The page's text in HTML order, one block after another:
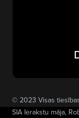
© 2023 Visas
SIA Ierakstu māja,